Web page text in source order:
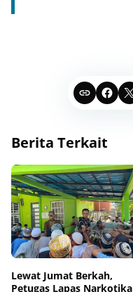
Berita Terkait
Lewat Jumat Berkah,
Petugas Lapas Narkotika